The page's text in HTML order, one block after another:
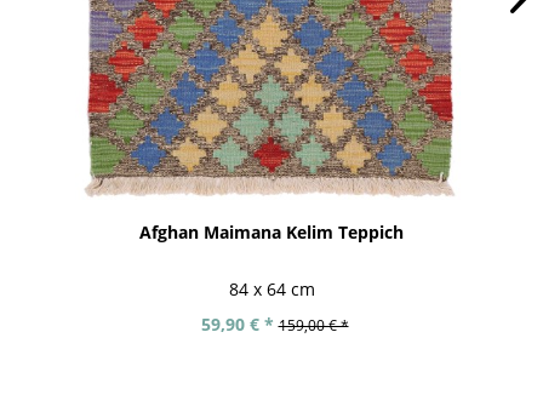
Afghan Maimana Kelim Teppich
84 x 64 cm
59,90 € * 159,00 € *